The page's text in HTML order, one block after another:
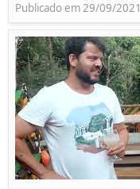
Publicado em 29/09/2021